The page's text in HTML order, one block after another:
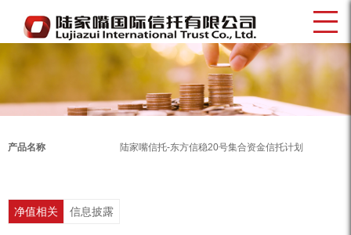
产品名称 陆家嘴信托-东方信稳20号集合资金信托计划
净值相关 信息披露